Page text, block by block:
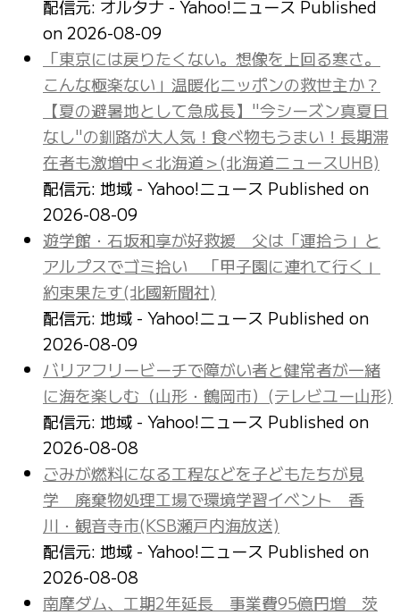
配信元: オルタナ - Yahoo!ニュース Published
on 2026-08-09
「東京には戻りたくない。想像を上回る寒さ。
こんな極楽ない」温暖化ニッポンの救世主か？
【夏の避暑地として急成長】"今シーズン真夏日
なし"の釧路が大人気！食べ物もうまい！長期滞
在者も激増中＜北海道＞(北海道ニュースUHB)
配信元: 地域 - Yahoo!ニュース Published on
2026-08-09
遊学館・石坂和享が好救援 父は「運拾う」と
アルプスでゴミ拾い 「甲子園に連れて行く」
約束果たす(北國新聞社)
配信元: 地域 - Yahoo!ニュース Published on
2026-08-09
バリアフリービーチで障がい者と健常者が一緒
に海を楽しむ（山形・鶴岡市）(テレビユー山形)
配信元: 地域 - Yahoo!ニュース Published on
2026-08-08
ごみが燃料になる工程などを子どもたちが見
学 廃棄物処理工場で環境学習イベント 香
川・観音寺市(KSB瀬戸内海放送)
配信元: 地域 - Yahoo!ニュース Published on
2026-08-08
南摩ダム、工期2年延長 事業費95億円増 茨